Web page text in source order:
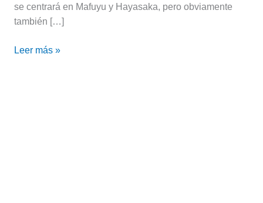
se centrará en Mafuyu y Hayasaka, pero obviamente
también […]
Leer más »